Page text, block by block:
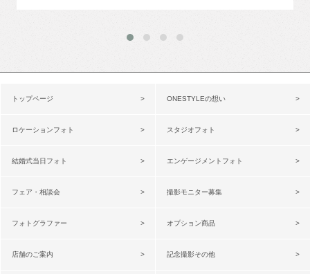
トップページ ONESTYLEの想い
ロケーションフォト スタジオフォト
結婚式当日フォト エンゲージメントフォト
フェア・相談会 撮影モニター募集
フォトグラファー オプション商品
店舗のご案内 記念撮影その他